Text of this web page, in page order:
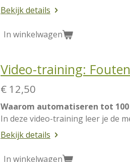
Bekijk details
In winkelwagen
Video-training:
€ 12,50
Waarom automatiseren tot
In deze video-training leer je de
Bekijk details
In winkelwagen